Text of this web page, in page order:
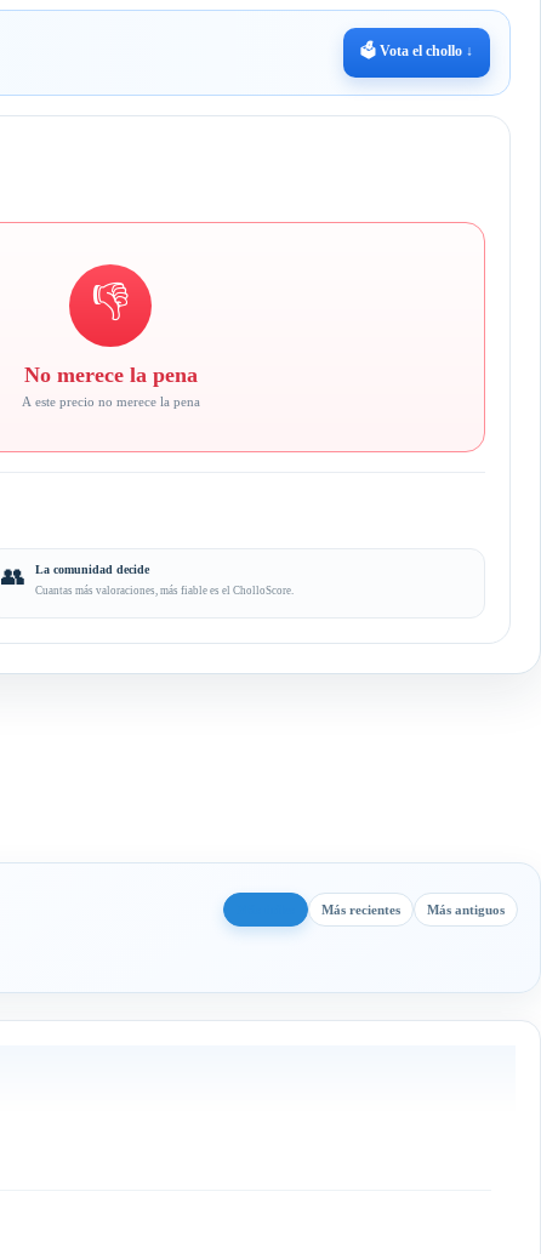
🗳️ Vota el chollo ↓
👎
No merece la pena
A este precio no merece la pena
👥 La comunidad decide
Cuantas más valoraciones, más fiable es el CholloScore.
Más recientes Más antiguos